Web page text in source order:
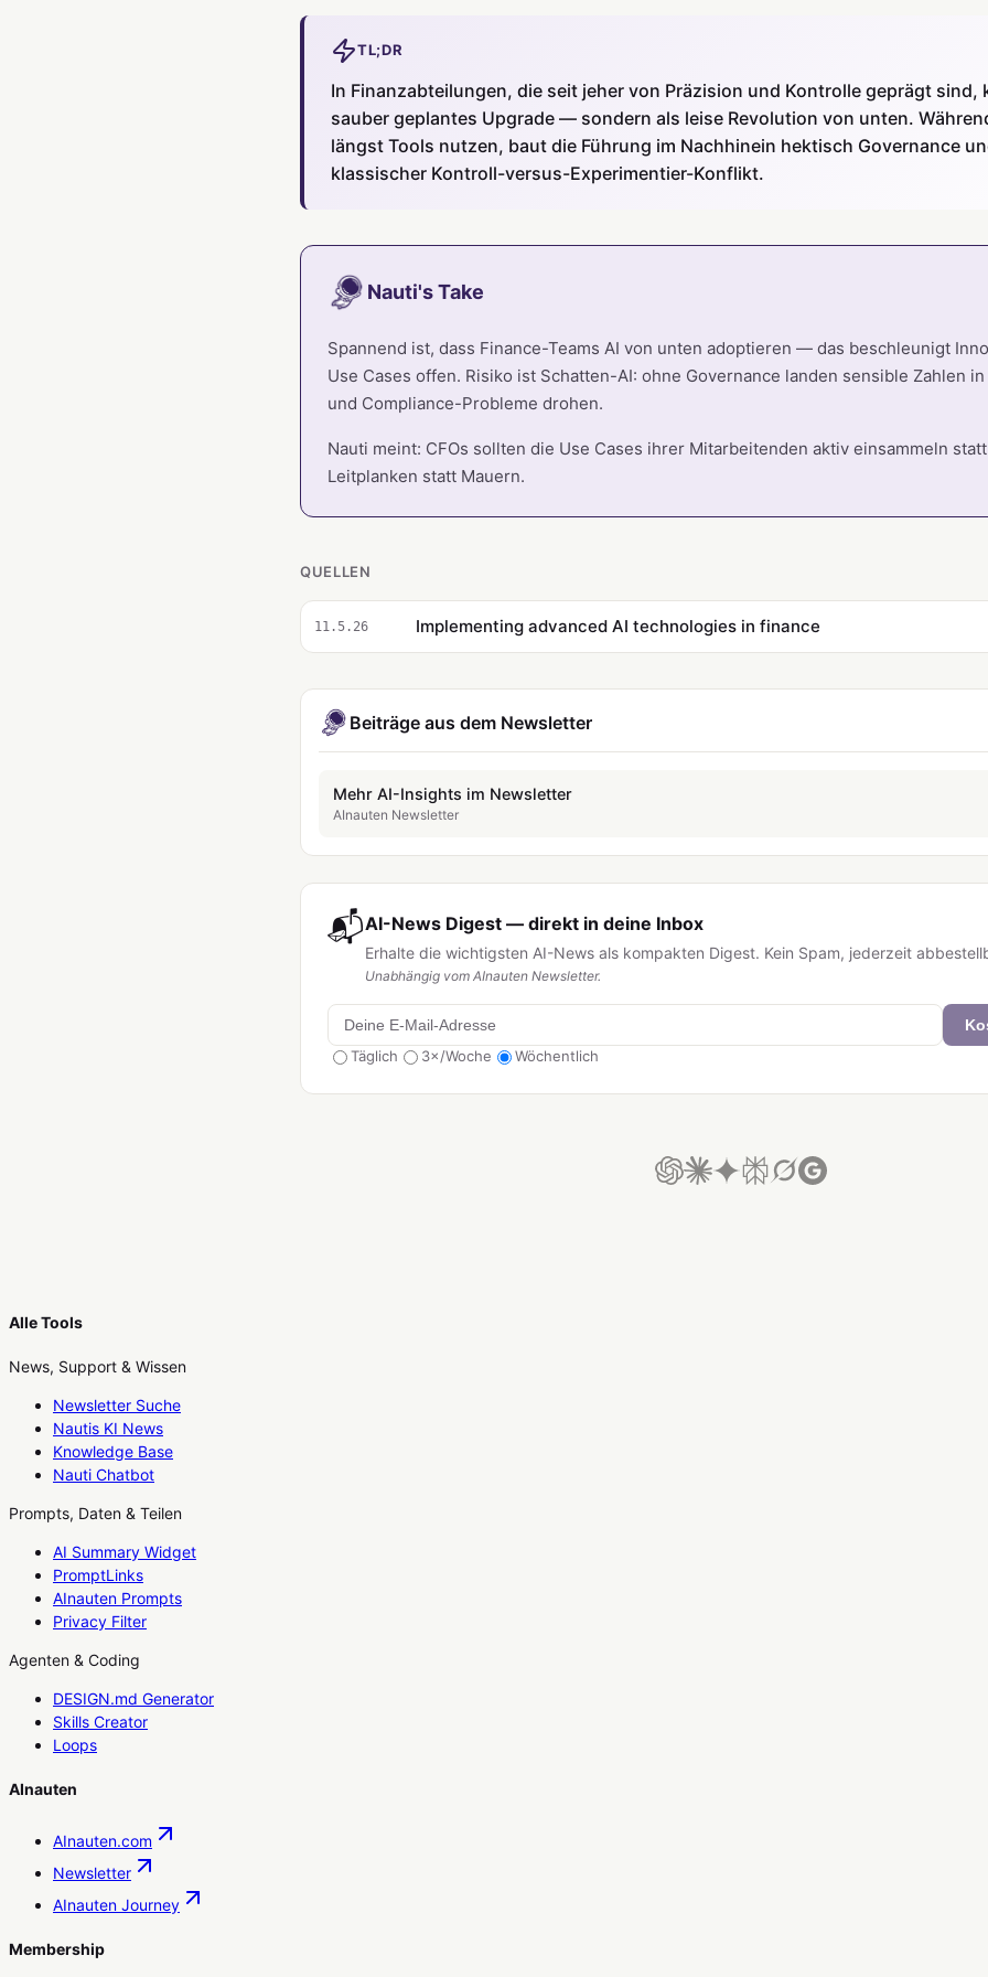
TL;DR
In Finanzabteilungen, die seit jeher von Präzision und Kontrolle geprägt sind,
sauber geplantes Upgrade — sondern als leise Revolution von unten.
längst Tools nutzen, baut die Führung im Nachhinein hektisch Governance
klassischer Kontroll-versus-Experimentier-Konflikt.
Nauti's Take
Spannend ist, dass Finance-Teams AI von unten adoptieren — das beschleunigt
Use Cases offen. Risiko ist Schatten-AI: ohne Governance landen sensible Zahlen
und Compliance-Probleme drohen.
Nauti meint: CFOs sollten die Use Cases ihrer Mitarbeitenden aktiv einsammeln
Leitplanken statt Mauern.
QUELLEN
11.5.26 Implementing advanced AI technologies in finance
Beiträge aus dem Newsletter
Mehr AI-Insights im Newsletter
AInauten Newsletter
📬AI-News Digest — direkt in deine Inbox
Erhalte die wichtigsten AI-News als kompakten Digest. Kein Spam, jederzeit
Unabhängig vom AInauten Newsletter.
Täglich
3×/Woche Wöchentlich
Alle Tools
News, Support & Wissen
Newsletter Suche
Nautis KI News
Knowledge Base
Nauti Chatbot
Prompts, Daten & Teilen
AI Summary Widget
PromptLinks
AInauten Prompts
Privacy Filter
Agenten & Coding
DESIGN.md Generator
Skills Creator
Loops
AInauten
AInauten.com
Newsletter
AInauten Journey
Membership